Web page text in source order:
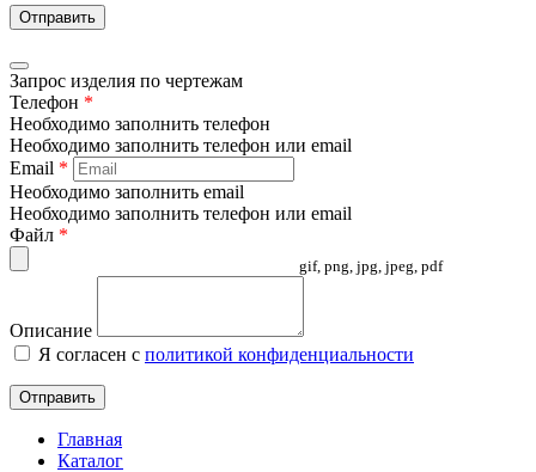
Отправить
Запрос изделия по чертежам
Телефон *
Необходимо заполнить телефон
Необходимо заполнить телефон или email
Email *
Необходимо заполнить email
Необходимо заполнить телефон или email
Файл *
gif, png, jpg, jpeg, pdf
Описание
Я согласен с политикой конфиденциальности
Отправить
Главная
Каталог